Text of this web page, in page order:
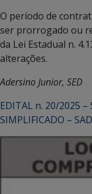
O período de
ser prorrogado ou
da Lei Estadual n.
alterações.
Adersino Junior, SED
EDITAL n. 20/2025 –
SIMPLIFICADO –